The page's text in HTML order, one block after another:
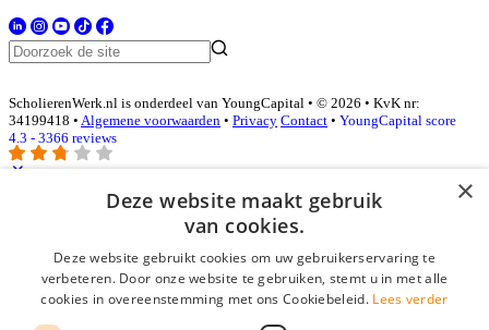
ScholierenWerk.nl is onderdeel van YoungCapital • © 2026 • KvK nr:
34199418 • Algemene voorwaarden • Privacy Contact • YoungCapital score
4.3 - 3366 reviews
Inloggen als bedrijf
E-mail*
Wachtwoord
×
Deze website maakt gebruik
van cookies.
Deze website gebruikt cookies om uw gebruikerservaring te
verbeteren. Door onze website te gebruiken, stemt u in met alle
cookies in overeenstemming met ons Cookiebeleid. Lees verder